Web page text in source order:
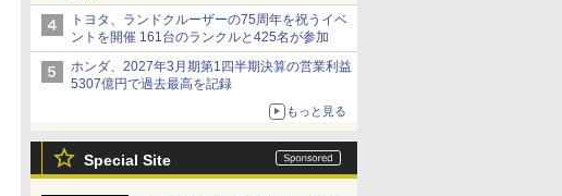
トヨタ、ランドクルーザーの75周年を祝うイベ
ントを開催 161台のランクルと425名が参加
ホンダ、2027年3月期第1四半期決算の営業利益
5307億円で過去最高を記録
もっと見る
Special Site